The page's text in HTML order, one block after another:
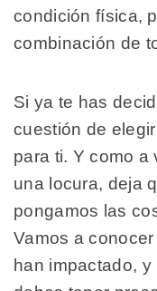
condición física,
combinación de
Si ya te has
cuestión de
para ti. Y como a
una locura, deja
pongamos las
Vamos a
han impactado,